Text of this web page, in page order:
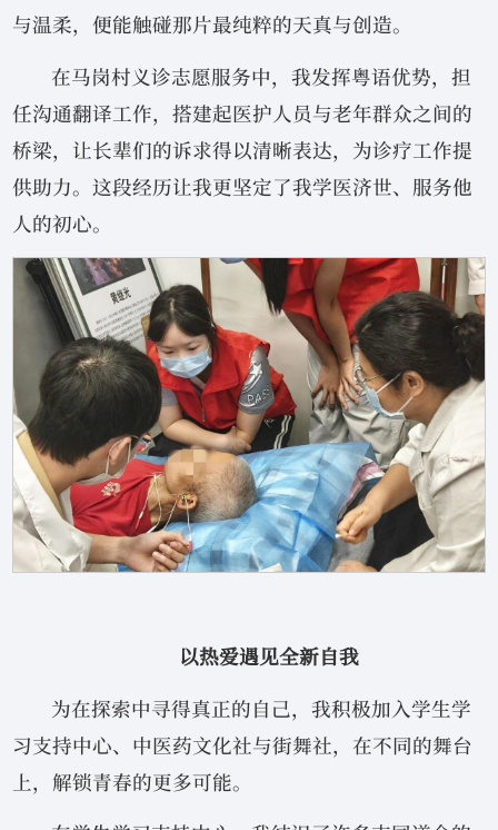
与温柔，便能触碰那片最纯粹的天真与创造。
在马岗村义诊志愿服务中，我发挥粤语优势，担
任沟通翻译工作，搭建起医护人员与老年群众之间的
桥梁，让长辈们的诉求得以清晰表达，为诊疗工作提
供助力。这段经历让我更坚定了我学医济世、服务他
人的初心。
以热爱遇见全新自我
为在探索中寻得真正的自己，我积极加入学生学
习支持中心、中医药文化社与街舞社，在不同的舞台
上，解锁青春的更多可能。